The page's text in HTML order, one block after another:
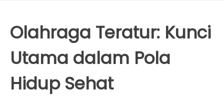
Olahraga Teratur: Kunci
Utama dalam Pola
Hidup Sehat